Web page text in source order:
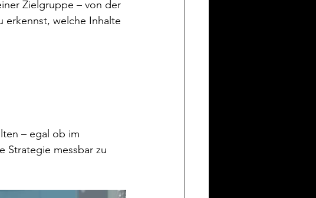
Zielgruppe – von der
welche Inhalte
– egal ob im
Strategie messbar zu